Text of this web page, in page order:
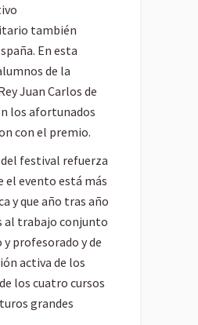
también
En esta
de la
Juan Carlos de
los afortunados
con el premio.
festival refuerza
el evento está más
y que año tras año
al trabajo conjunto
y profesorado y de
activa de los
los cuatro cursos
grandes